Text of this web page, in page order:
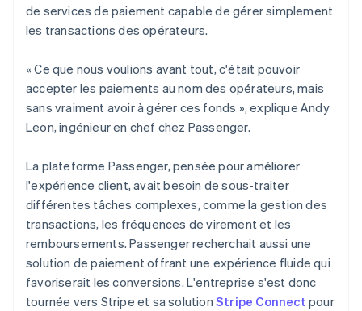
de services de paiement capable de gérer simplement
les transactions des opérateurs.
« Ce que nous voulions avant tout, c'était pouvoir
accepter les paiements au nom des opérateurs, mais
sans vraiment avoir à gérer ces fonds », explique Andy
Leon, ingénieur en chef chez Passenger.
La plateforme Passenger, pensée pour améliorer
l'expérience client, avait besoin de sous-traiter
différentes tâches complexes, comme la gestion des
transactions, les fréquences de virement et les
remboursements. Passenger recherchait aussi une
solution de paiement offrant une expérience fluide qui
favoriserait les conversions. L'entreprise s'est donc
tournée vers Stripe et sa solution Stripe Connect pour